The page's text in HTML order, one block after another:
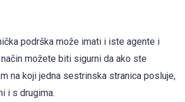
podrška može imati i iste agente i
možete biti sigurni da ako ste
na koji jedna sestrinska stranica posluje,
i s drugima.